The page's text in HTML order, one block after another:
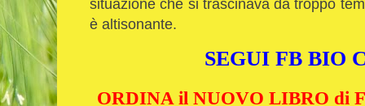
situazione che si trascinava da troppo
è altisonante.
SEGUI FB BIO
ORDINA il NUOVO LIBRO di